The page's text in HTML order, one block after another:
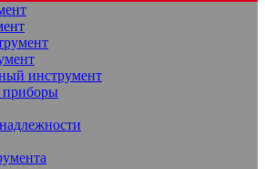
инструмент
приборы